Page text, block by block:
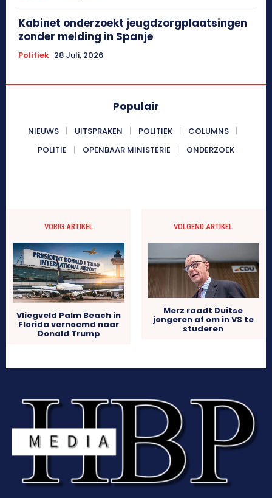
Kabinet onderzoekt jeugdzorgplaatsingen
zonder melding in Spanje
Politiek 28 Juli, 2026
Populair
NIEUWS UITSPRAKEN POLITIEK
COLUMNS
POLITIE
OPENBAAR MINISTERIE ONDERZOEK
VORIG ARTIKEL
Vliegveld Palm Beach in
Florida vernoemd naar
Donald Trump
VOLGEND ARTIKEL
Merz raadt Duitse
jongeren af om in VS te
studeren